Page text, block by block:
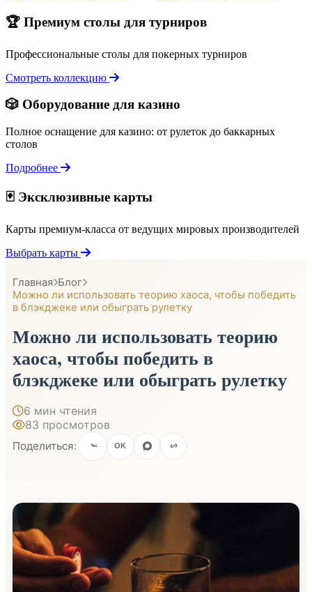
🏆 Премиум столы для турниров
Профессиональные столы для покерных турниров
Смотреть коллекцию
🎲 Оборудование для казино
Полное оснащение для казино: от рулеток до баккарных
столов
Подробнее
🃏 Эксклюзивные карты
Карты премиум-класса от ведущих мировых производителей
Выбрать карты
Главная Блог
Можно ли использовать теорию хаоса, чтобы победить
в блэкджеке или обыграть рулетку
Можно ли использовать теорию
хаоса, чтобы победить в
блэкджеке или обыграть рулетку
6 мин чтения
83 просмотров
Поделиться: OK